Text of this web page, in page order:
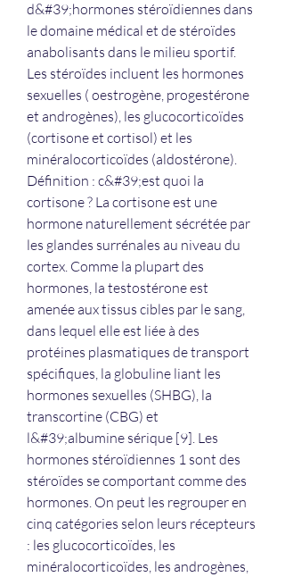
d&#39;hormones stéroïdiennes dans
le domaine médical et de stéroïdes
anabolisants dans le milieu sportif.
Les stéroïdes incluent les hormones
sexuelles ( oestrogène, progestérone
et androgènes), les glucocorticoïdes
(cortisone et cortisol) et les
minéralocorticoïdes (aldostérone).
Définition : c&#39;est quoi la
cortisone ? La cortisone est une
hormone naturellement sécrétée par
les glandes surrénales au niveau du
cortex. Comme la plupart des
hormones, la testostérone est
amenée aux tissus cibles par le sang,
dans lequel elle est liée à des
protéines plasmatiques de transport
spécifiques, la globuline liant les
hormones sexuelles (SHBG), la
transcortine (CBG) et
l&#39;albumine sérique [9]. Les
hormones stéroïdiennes 1 sont des
stéroïdes se comportant comme des
hormones. On peut les regrouper en
cinq catégories selon leurs récepteurs
: les glucocorticoïdes, les
minéralocorticoïdes, les androgènes,